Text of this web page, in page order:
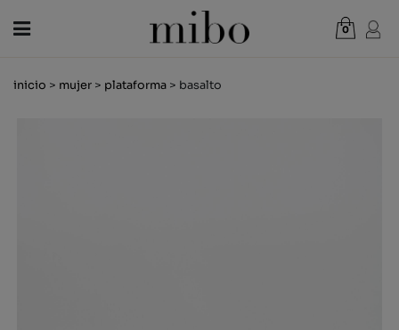
0
VER CESTA
inicio > mujer > plataforma > basalto